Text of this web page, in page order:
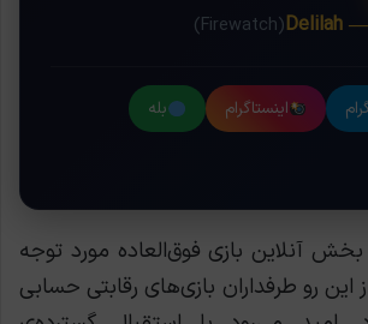
— Delilah
(Firewatch)
اینستاگرام
بله
آنلاین بازی فوق‌العاده مورد توجه
این رو طرفداران بازی‌های رقابتی حسابی